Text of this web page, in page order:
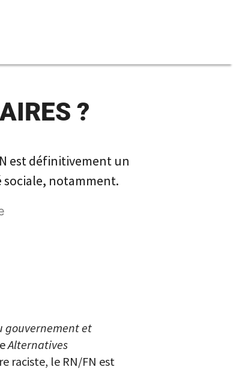
?
est définitivement un
sociale, notamment.
gouvernement et
Alternatives
raciste, le RN/FN est